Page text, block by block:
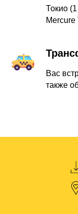
Токио
Mercure
Вас
также